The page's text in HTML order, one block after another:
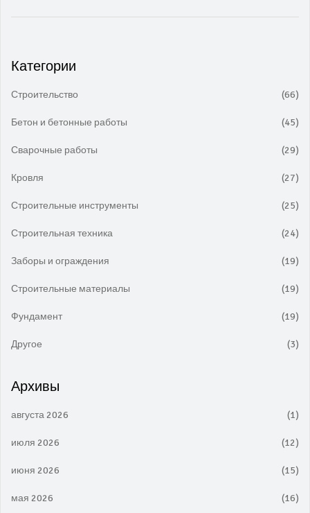
Категории
Строительство (66)
Бетон и бетонные работы (45)
Сварочные работы (29)
Кровля (27)
Строительные инструменты (25)
Строительная техника (24)
Заборы и ограждения (19)
Строительные материалы (19)
Фундамент (19)
Другое (3)
Архивы
августа 2026 (1)
июля 2026 (12)
июня 2026 (15)
мая 2026 (16)